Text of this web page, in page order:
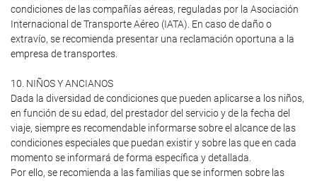
condiciones de las compañías aéreas, reguladas por la Asociación
Internacional de Transporte Aéreo (IATA). En caso de daño o
extravío, se recomienda presentar una reclamación oportuna a la
empresa de transportes.
10. NIÑOS Y ANCIANOS
Dada la diversidad de condiciones que pueden aplicarse a los niños,
en función de su edad, del prestador del servicio y de la fecha del
viaje, siempre es recomendable informarse sobre el alcance de las
condiciones especiales que puedan existir y sobre las que en cada
momento se informará de forma específica y detallada.
Por ello, se recomienda a las familias que se informen sobre las